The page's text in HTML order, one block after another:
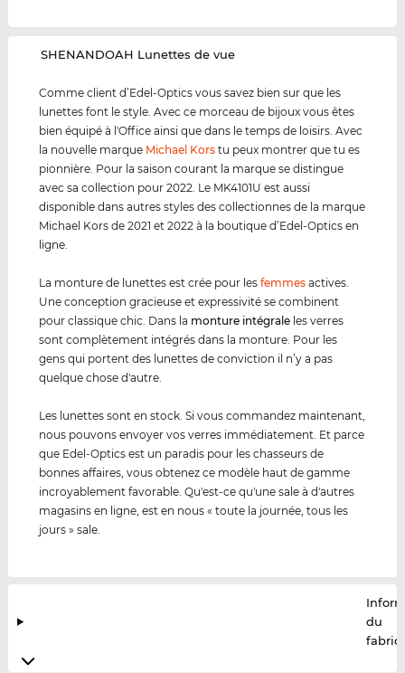
‌SHENANDOAH Lunettes de vue
Comme client d’Edel-Optics vous savez bien sur que les
lunettes font le style. Avec ce morceau de bijoux vous êtes
bien équipé à l'Office ainsi que dans le temps de loisirs. Avec
la nouvelle marque Michael Kors tu peux montrer que tu es
pionnière. Pour la saison courant la marque se distingue
avec sa collection pour 2022. Le MK4101U est aussi
disponible dans autres styles des collectionnes de la marque
Michael Kors de 2021 et 2022 à la boutique d’Edel-Optics en
ligne.
La monture de lunettes est crée pour lesfemmes actives.
Une conception gracieuse et expressivité se combinent
pour classique chic. Dans la monture intégrale les verres
sont complètement intégrés dans la monture. Pour les
gens qui portent des lunettes de conviction il n’y a pas
quelque chose d'autre.
Les lunettes sont en stock. Si vous commandez maintenant,
nous pouvons envoyer vos verres immédiatement. Et parce
que Edel-Optics est un paradis pour les chasseurs de
bonnes affaires, vous obtenez ce modèle haut de gamme
incroyablement favorable. Qu'est-ce qu'une sale à d'autres
magasins en ligne, est en nous « toute la journée, tous les
jours » sale.
du